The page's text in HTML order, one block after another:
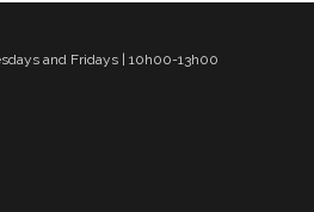
and Fridays | 10h00-13h00